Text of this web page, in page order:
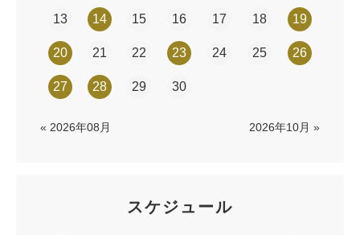
13 14 15 16 17 18 19
20 21 22 23 24 25 26
27 28 29 30
« 2026年08月 2026年10月 »
スケジュール